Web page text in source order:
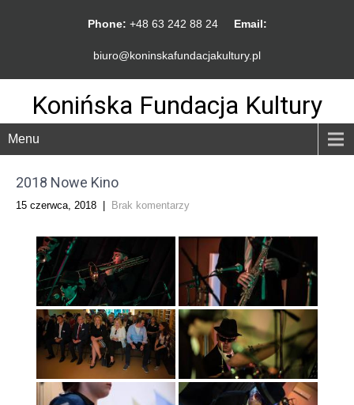
Phone: +48 63 242 88 24 Email:
biuro@koninskafundacjakultury.pl
Konińska Fundacja Kultury
Menu
2018 Nowe Kino
15 czerwca, 2018 Brak komentarzy